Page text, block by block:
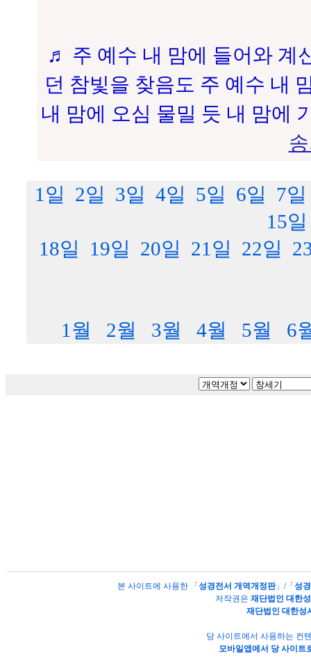
♬ 주 예수 내 맘에 들어와 계
던 참빛을 찾음도 주 예수 내
내 맘에 오심 물밀 듯 내 맘에
1일 2일 3일 4일 5일 6일
7일
15일
18일
19일 20일 21일 22일
1월 2월 3월 4월 5월 6
본 사이트에 사용한 「 성경전서 개역개정판」/「 성
저작권은 재단법인 대한
재단법인 대한성
당 사이트에서 사용하는 컨
모바일앱에서 당 사이트